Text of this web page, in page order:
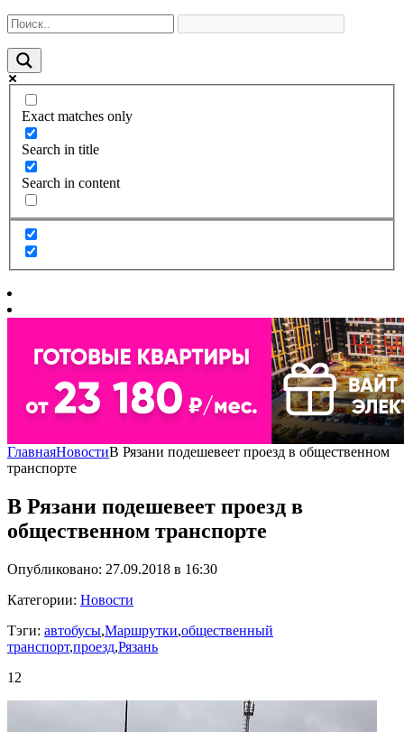
Exact matches only
Search in title
Search in content
ГлавнаяНовостиВ Рязани подешевеет проезд в общественном
транспорте
В Рязани подешевеет проезд в
общественном транспорте
Опубликовано: 27.09.2018 в 16:30
Категории: Новости
Тэги: автобусы,Маршрутки,общественный
транспорт,проезд,Рязань
12